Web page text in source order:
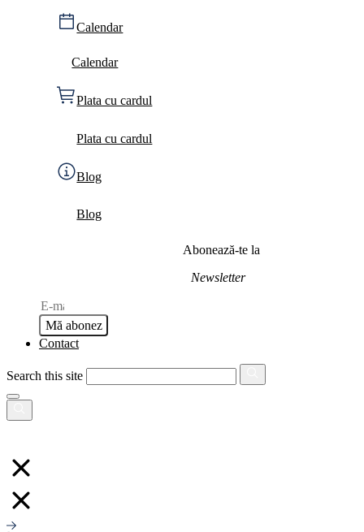
Calendar
Calendar
Plata cu cardul
Plata cu cardul
Blog
Blog
Abonează-te la
Newsletter
Mă abonez
Contact
Search this site